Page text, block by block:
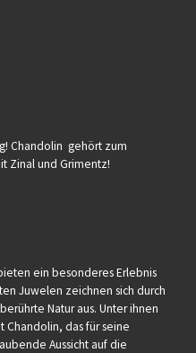
Chandolin gehört zum
Zinal und Grimentz!
ein besonderes Erlebnis
Juwelen zeichnen sich durch
Natur aus. Unter ihnen
Chandolin, das für seine
Aussicht auf die